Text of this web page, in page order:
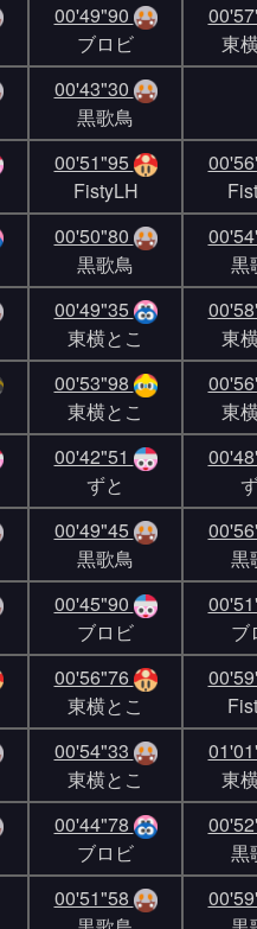
00'49"90
ブロビ
東
00'43"30
黒歌鳥
00'51"95
FistyLH
00'50"80
黒歌鳥
黒
00'49"35
東横とこ
東
00'53"98
東横とこ
東
00'42"51
ずと
00'49"45
黒歌鳥
黒
00'45"90
ブロビ
ブ
00'56"76
東横とこ
00'54"33
東横とこ
東
00'44"78
ブロビ
黒
00'51"58